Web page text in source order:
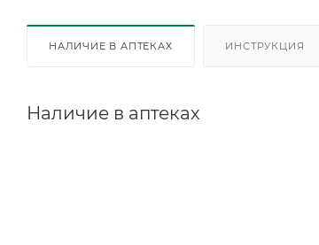
НАЛИЧИЕ В АПТЕКАХ ИНСТРУКЦИЯ
Наличие в аптеках